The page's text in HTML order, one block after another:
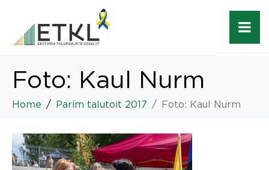
Foto: Kaul Nurm
Home Parim talutoit 2017 Foto: Kaul Nurm